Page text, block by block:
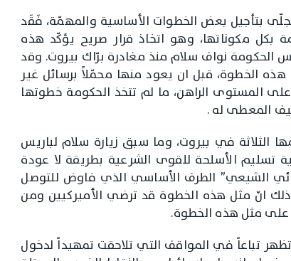
بتأجيل بعض الخطوات الأساسية والمهمّة، فَقَد
بكل مكوناتها، وهو اتخاذ قرار صريح يؤكّد هذه
الحكومة نواف سلام منذ مغادرة برّاك بيروت. وقد
الخطوة، قبل ان يعود منها محمّلاً برسائل غير
المستوى الراهن، ما لم تتخذ الحكومة خطوتها
المعطى له .
الثلاثة في بيروت، وما سبق زيارة سلام لباريس
تسليم الأسلحة للقوى الشرعية بطريقة لا عودة
الشيعي” الطرف الأساسي الذي فاوض للتوصل
ما تمّ التفاهم عليه في 27 تشرين الثاني 2024. ذلك انّ مثل هذه الخطوة قد ترضي الأميركيين ومن
على مثل هذه الخطوة.
تباعاً في المواقف التي تلاحقت تمهيداً لدخول